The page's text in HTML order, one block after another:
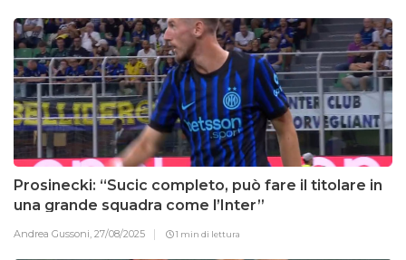
Prosinecki: “Sucic completo, può fare il titolare in
una grande squadra come l’Inter”
Andrea Gussoni, 27/08/2025 1 min di lettura